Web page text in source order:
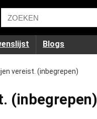
Blogs
vereist. (inbegrepen)
(inbegrepen)